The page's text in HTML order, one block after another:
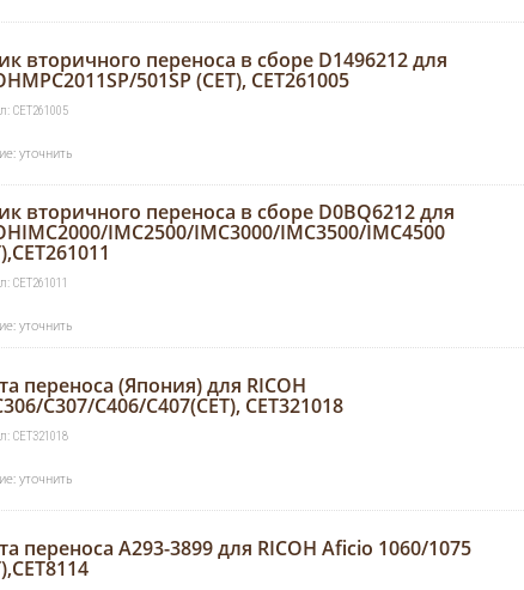
вторичного переноса в сборе D1496212 для
501SP (CET), CET261005
CET261005
уточнить
вторичного переноса в сборе D0BQ6212 для
IMC2500/IMC3000/IMC3500/IMC4500
CET261011
уточнить
переноса (Япония) для RICOH
C307/C406/C407(CET), CET321018
CET321018
уточнить
переноса A293-3899 для RICOH Aficio 1060/1075